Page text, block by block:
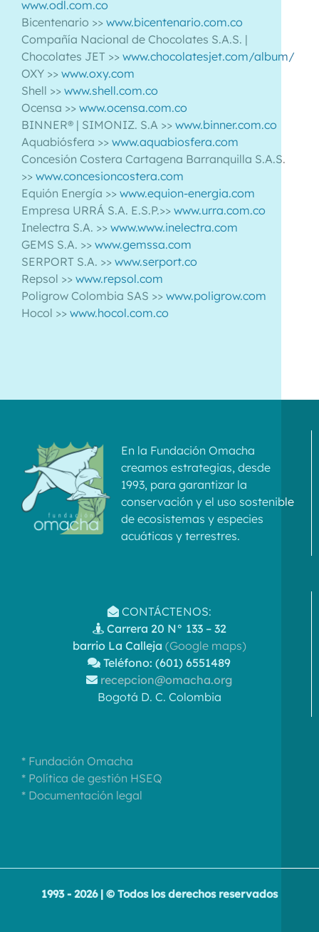
www.odl.com.co
Bicentenario >> www.bicentenario.com.co
Compañía Nacional de Chocolates S.A.S. |
Chocolates JET >> www.chocolatesjet.com/album/
OXY >> www.oxy.com
Shell >> www.shell.com.co
Ocensa >> www.ocensa.com.co
BINNER® | SIMONIZ. S.A >> www.binner.com.co
Aquabiósfera >> www.aquabiosfera.com
Concesión Costera Cartagena Barranquilla S.A.S.
>> www.concesioncostera.com
Equión Energía >> www.equion-energia.com
Empresa URRÁ S.A. E.S.P.>> www.urra.com.co
Inelectra S.A. >> www.www.inelectra.com
GEMS S.A. >> www.gemssa.com
SERPORT S.A. >> www.serport.co
Repsol >> www.repsol.com
Poligrow Colombia SAS >> www.poligrow.com
Hocol >> www.hocol.com.co
En la Fundación Omacha
creamos estrategias, desde
1993, para garantizar la
conservación y el uso sostenible
de ecosistemas y especies
acuáticas y terrestres.
CONTÁCTENOS:
Carrera 20 N° 133 – 32
barrio La Calleja (Google maps)
Teléfono: (601) 6551489
recepcion@omacha.org
Bogotá D. C. Colombia
* Fundación Omacha
* Política de gestión HSEQ
* Documentación legal
1993 - 2026 | © Todos los derechos reservados